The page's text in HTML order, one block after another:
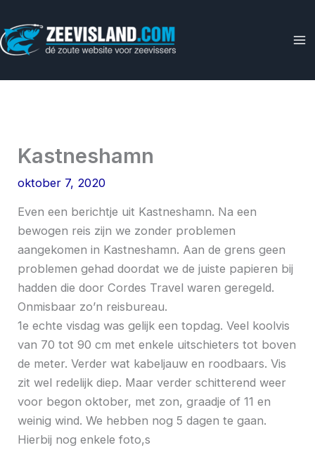
naar
de
Kastneshamn
oktober 7, 2020
Even een berichtje uit Kastneshamn. Na een
bewogen reis zijn we zonder problemen
aangekomen in Kastneshamn. Aan de grens geen
problemen gehad doordat we de juiste papieren bij
hadden die door Cordes Travel waren geregeld.
Onmisbaar zo’n reisbureau.
1e echte visdag was gelijk een topdag. Veel koolvis
van 70 tot 90 cm met enkele uitschieters tot boven
de meter. Verder wat kabeljauw en roodbaars. Vis
zit wel redelijk diep. Maar verder schitterend weer
voor begon oktober, met zon, graadje of 11 en
weinig wind. We hebben nog 5 dagen te gaan.
Hierbij nog enkele foto,s